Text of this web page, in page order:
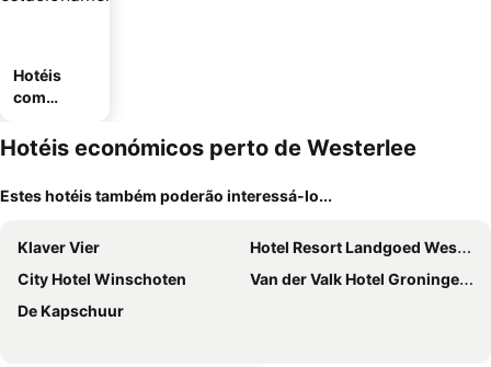
Hotéis
com
mento
Hotéis económicos perto de Westerlee
Estes hotéis também poderão interessá-lo...
Klaver Vier
Hotel Resort Landgoed Westerlee
City Hotel Winschoten
Van der Valk Hotel Groningen - Zuidbroek A7
De Kapschuur